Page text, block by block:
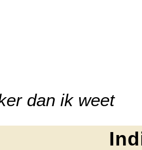
dan ik weet